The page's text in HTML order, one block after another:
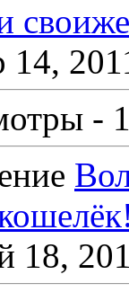
14,
-
18,